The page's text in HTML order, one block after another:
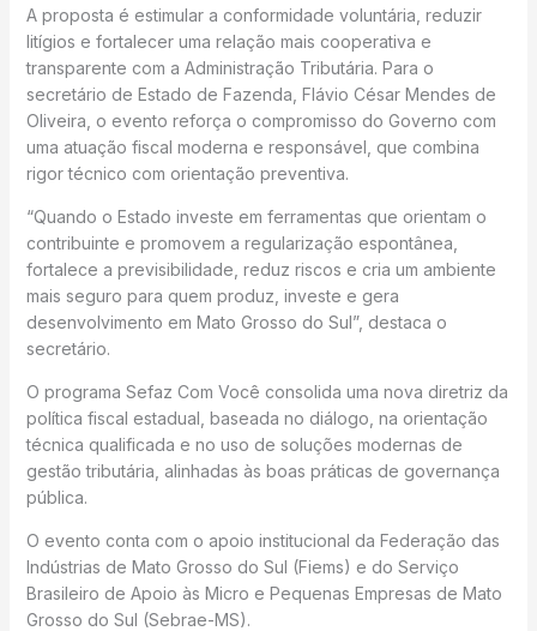
A proposta é estimular a conformidade voluntária, reduzir
litígios e fortalecer uma relação mais cooperativa e
transparente com a Administração Tributária. Para o
secretário de Estado de Fazenda, Flávio César Mendes de
Oliveira, o evento reforça o compromisso do Governo com
uma atuação fiscal moderna e responsável, que combina
rigor técnico com orientação preventiva.
“Quando o Estado investe em ferramentas que orientam o
contribuinte e promovem a regularização espontânea,
fortalece a previsibilidade, reduz riscos e cria um ambiente
mais seguro para quem produz, investe e gera
desenvolvimento em Mato Grosso do Sul”, destaca o
secretário.
O programa Sefaz Com Você consolida uma nova diretriz da
política fiscal estadual, baseada no diálogo, na orientação
técnica qualificada e no uso de soluções modernas de
gestão tributária, alinhadas às boas práticas de governança
pública.
O evento conta com o apoio institucional da Federação das
Indústrias de Mato Grosso do Sul (Fiems) e do Serviço
Brasileiro de Apoio às Micro e Pequenas Empresas de Mato
Grosso do Sul (Sebrae-MS).